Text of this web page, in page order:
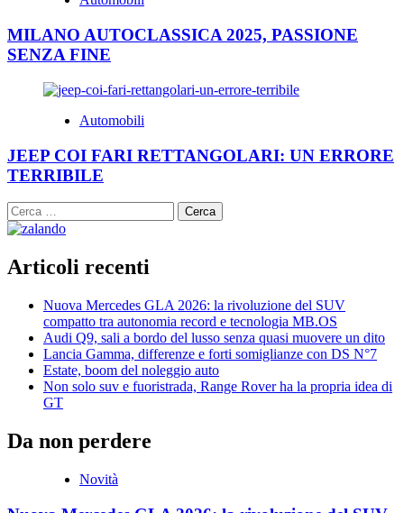
MILANO AUTOCLASSICA 2025, PASSIONE
SENZA FINE
Automobili
JEEP COI FARI RETTANGOLARI: UN ERRORE
TERRIBILE
Ricerca
per:
Articoli recenti
Nuova Mercedes GLA 2026: la rivoluzione del SUV
compatto tra autonomia record e tecnologia MB.OS
Audi Q9, sali a bordo del lusso senza quasi muovere un dito
Lancia Gamma, differenze e forti somiglianze con DS N°7
Estate, boom del noleggio auto
Non solo suv e fuoristrada, Range Rover ha la propria idea di
GT
Da non perdere
Novità